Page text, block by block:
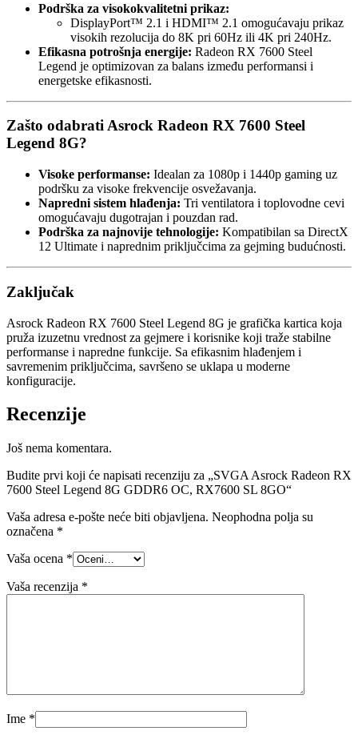
Podrška za visokokvalitetni prikaz:
DisplayPort™ 2.1 i HDMI™ 2.1 omogućavaju prikaz
visokih rezolucija do 8K pri 60Hz ili 4K pri 240Hz.
Efikasna potrošnja energije: Radeon RX 7600 Steel
Legend je optimizovan za balans između performansi i
energetske efikasnosti.
Zašto odabrati Asrock Radeon RX 7600 Steel
Legend 8G?
Visoke performanse: Idealan za 1080p i 1440p gaming uz
podršku za visoke frekvencije osvežavanja.
Napredni sistem hlađenja: Tri ventilatora i toplovodne cevi
omogućavaju dugotrajan i pouzdan rad.
Podrška za najnovije tehnologije: Kompatibilan sa DirectX
12 Ultimate i naprednim priključcima za gejming budućnosti.
Zaključak
Asrock Radeon RX 7600 Steel Legend 8G je grafička kartica koja
pruža izuzetnu vrednost za gejmere i korisnike koji traže stabilne
performanse i napredne funkcije. Sa efikasnim hlađenjem i
savremenim priključcima, savršeno se uklapa u moderne
konfiguracije.
Recenzije
Još nema komentara.
Budite prvi koji će napisati recenziju za „SVGA Asrock Radeon RX
7600 Steel Legend 8G GDDR6 OC, RX7600 SL 8GO“
Vaša adresa e-pošte neće biti objavljena. Neophodna polja su
označena *
Vaša ocena *
Vaša recenzija *
Ime *